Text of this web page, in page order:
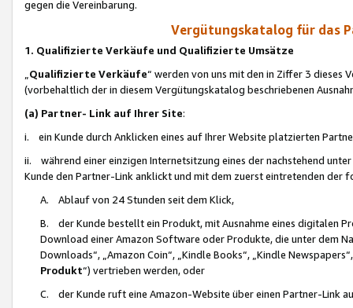
gegen die Vereinbarung.
Vergütungskatalog für das
1. Qualifizierte Verkäufe und Qualifizierte Umsätze
Qualifizierte Verkäufe“ werden von uns mit den in Ziffer 3
(vorbehaltlich der in diesem Vergütungskatalog beschriebenen
(a) Partner- Link auf Ihrer Site:
i. ein Kunde durch Anklicken eines auf Ihrer Website platzierten
ii. während einer einzigen Internetsitzung eines der nachstehend
Kunde den Partner-Link anklickt und mit dem zuerst eintretenden der
A. Ablauf von 24 Stunden seit dem Klick,
B. der Kunde bestellt ein Produkt, mit Ausnahme eines digitalen
Download einer Amazon Software oder Produkte, die unter dem
Downloads“, „Amazon Coin“, „Kindle Books“, „Kindle
Produkt“) vertrieben werden, oder
C. der Kunde ruft eine Amazon-Website über einen Partner-Link